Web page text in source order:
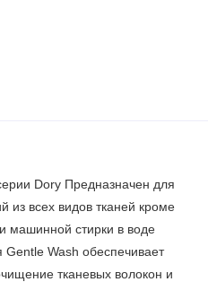
Dory Предназначен для
из всех видов тканей кроме
машинной стирки в воде
Gentle Wash обеспечивает
тканевых волокон и